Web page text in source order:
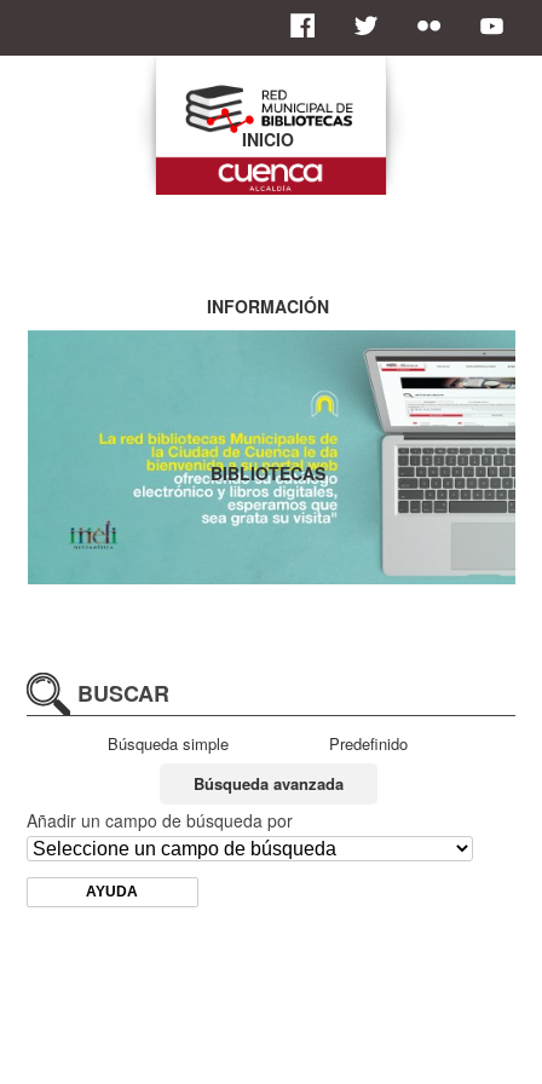
BUSCAR
Búsqueda simple
Predefinido
Búsqueda avanzada
Añadir un campo de búsqueda por
INICIO
INFORMACIÓN
BIBLIOTECAS